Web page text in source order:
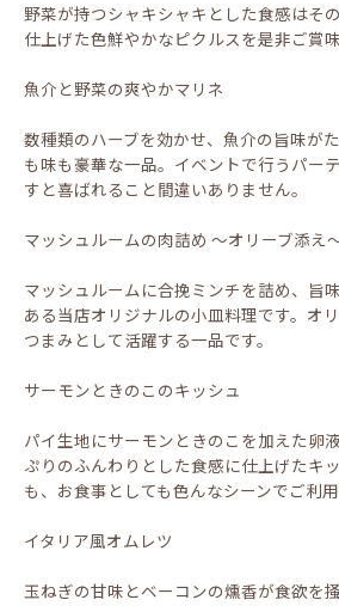
野菜が持つシャキシャキとした食感はそ
仕上げた色鮮やかなピクルスを是非ご賞味
魚介と野菜の爽やかマリネ
数種類のハーブを効かせ、魚介の旨味が
も味も豪華な一品。イベントで行うパー
すと喜ばれること間違いありません。
マッシュルームの肉詰め ～オリーブ添え
マッシュルームに合挽ミンチを詰め、旨
ある当店オリジナルの小皿料理です。オ
つまみとして活躍する一品です。
サーモンときのこのキッシュ
パイ生地にサーモンときのこを加えた卵
ぷりのふんわりとした食感に仕上げたキ
も、お食事としても色んなシーンでご利
イタリア風オムレツ
玉ねぎの甘味とベーコンの燻香が食欲を